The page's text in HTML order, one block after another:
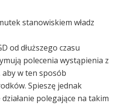
stanowiskiem władz
od dłuższego czasu
polecenia wystąpienia z
w ten sposób
Spieszę jednak
polegające na takim